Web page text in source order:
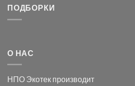
оксида
ПОДБОРКИ
О НАС
НПО Экотек производит